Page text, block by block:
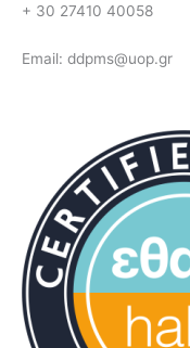
+ 30 27410 40058
Email: ddpms@uop.gr